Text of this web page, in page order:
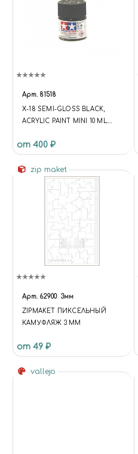
Арт. 81518
X-18 SEMI-GLOSS BLACK,
ACRYLIC PAINT MINI 10 ML.
от 400 ₽
zip maket
Арт. 62900 3мм
ZIPMAKET ПИКСЕЛЬНЫЙ
КАМУФЛЯЖ 3 ММ
от 49 ₽
vallejo